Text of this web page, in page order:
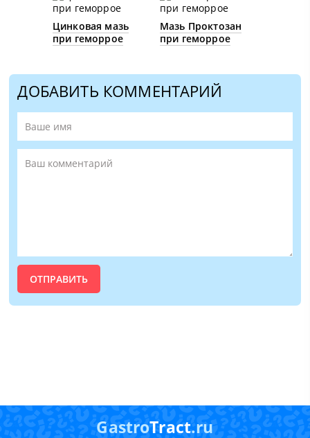
Цинковая мазь
при геморрое
Мазь Проктозан
при геморрое
ДОБАВИТЬ КОММЕНТАРИЙ
GastroTract.ru